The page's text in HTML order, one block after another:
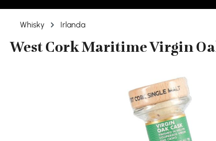
Whisky Irlanda
West Cork Maritime Virgin